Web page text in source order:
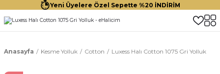
Yeni Üyelere Özel Sepette %20 İNDİRİM
Anasayfa Kesme Yolluk Cotton Luxess Halı Cotton 1075 Gri Yolluk